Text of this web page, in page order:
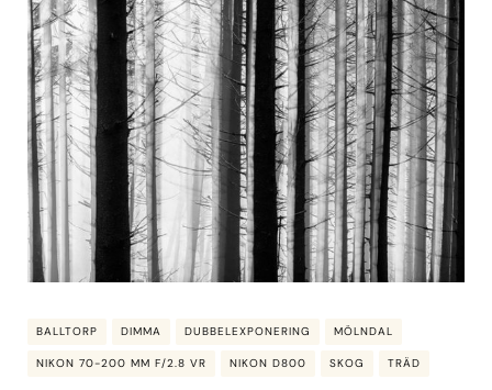
BALLTORP DIMMA DUBBELEXPONERING MÖLNDAL
NIKON 70-200 MM F/2.8 VR NIKON D800 SKOG TRÄD